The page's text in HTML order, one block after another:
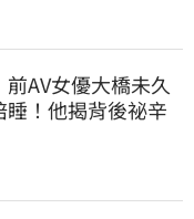
前AV女優大橋未久
睡！他揭背後祕辛